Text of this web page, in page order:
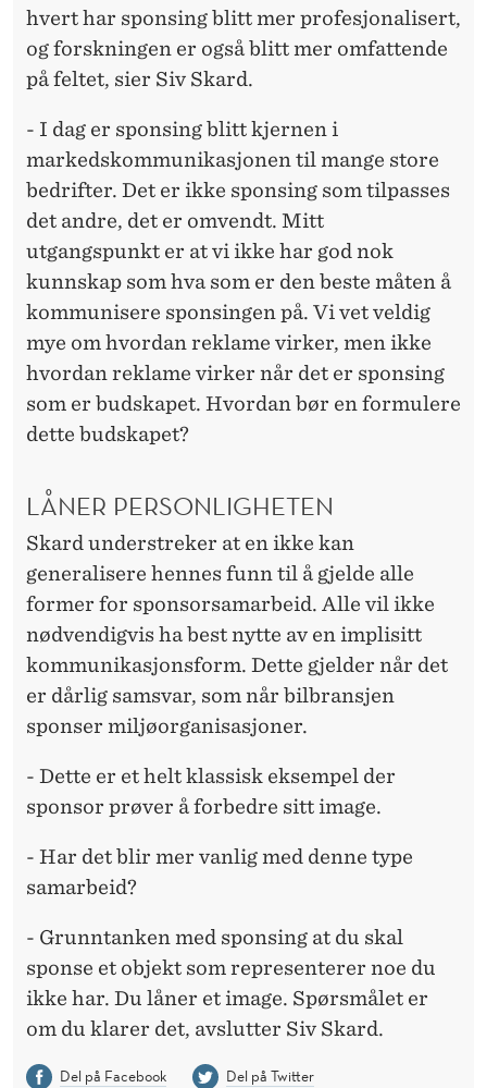
hvert har sponsing blitt mer profesjonalisert,
og forskningen er også blitt mer omfattende
på feltet, sier Siv Skard.
- I dag er sponsing blitt kjernen i
markedskommunikasjonen til mange store
bedrifter. Det er ikke sponsing som tilpasses
det andre, det er omvendt. Mitt
utgangspunkt er at vi ikke har god nok
kunnskap som hva som er den beste måten å
kommunisere sponsingen på. Vi vet veldig
mye om hvordan reklame virker, men ikke
hvordan reklame virker når det er sponsing
som er budskapet. Hvordan bør en formulere
dette budskapet?
LÅNER PERSONLIGHETEN
Skard understreker at en ikke kan
generalisere hennes funn til å gjelde alle
former for sponsorsamarbeid. Alle vil ikke
nødvendigvis ha best nytte av en implisitt
kommunikasjonsform. Dette gjelder når det
er dårlig samsvar, som når bilbransjen
sponser miljøorganisasjoner.
- Dette er et helt klassisk eksempel der
sponsor prøver å forbedre sitt image.
- Har det blir mer vanlig med denne type
samarbeid?
- Grunntanken med sponsing at du skal
sponse et objekt som representerer noe du
ikke har. Du låner et image. Spørsmålet er
om du klarer det, avslutter Siv Skard.
Del på Facebook
Del på Twitter